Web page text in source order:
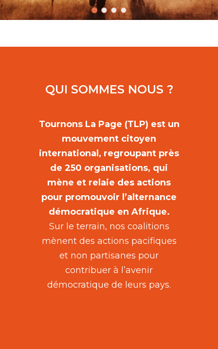
QUI SOMMES NOUS ?
Tournons La Page (TLP) est un
mouvement citoyen
international, regroupant près
de 250 organisations, qui
mène et relaie des actions
pour promouvoir l’alternance
démocratique en Afrique.
Sur le terrain, nos coalitions
mènent des actions pacifiques
et non partisanes pour
contribuer à l’avenir
démocratique de leurs pays.